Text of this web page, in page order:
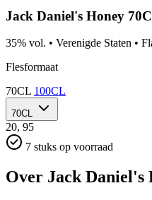
Jack Daniel's Honey
35% vol. • Verenigde Staten •
Flesformaat
70CL 100CL
70CL
20, 95
7 stuks op voorraad
Over Jack Daniel's